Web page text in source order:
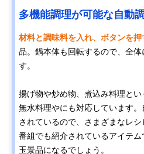
多機能調理が可能な自動
材料と調味料を入れ、ボタンを
品。鍋本体も回転するので、全
す。
揚げ物や炒め物、煮込み料理とい
無水料理やにも対応しています
されているので、さまざまなレ
番組でも紹介されているアイテ
玉景品になるでしょう。